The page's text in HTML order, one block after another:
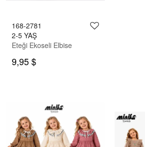
168-2781
2-5 YAŞ
Eteği Ekoseli Elbise
9,95 $